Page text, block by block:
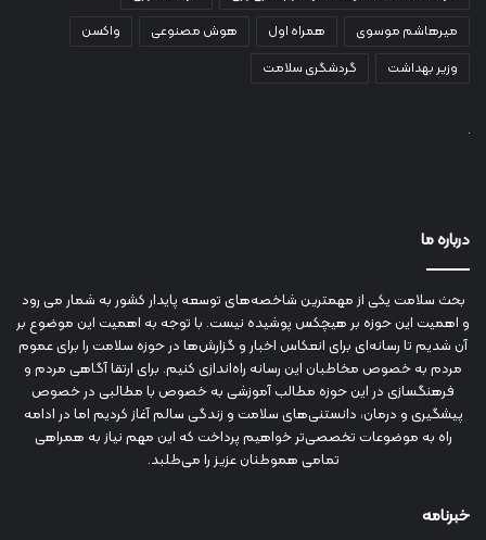
میرهاشم موسوی
همراه اول هوش مصنوعی
واکسن
وزیر بهداشت
گردشگری سلامت
درباره ما
بحث سلامت یکی از مهمترین شاخصه‌های توسعه پایدار کشور به شمار می رود
و اهمیت این حوزه بر هیچکس پوشیده نیست. با توجه به اهمیت این موضوع بر
آن شدیم تا رسانه‌ای برای انعکاس اخبار و گزارش‌ها در حوزه سلامت را برای عموم
مردم به خصوص مخاطبان این رسانه راه‌اندازی کنیم. برای ارتقا آگاهی مردم و
فرهنگسازی در این حوزه مطالب آموزشی به خصوص با مطالبی در خصوص
پیشگیری و درمان، دانستنی‌های سلامت و زندگی سالم آغاز کردیم اما در ادامه
راه به موضوعات تخصصی‌تر خواهیم پرداخت که این مهم نیاز به همراهی
تمامی هموطنان عزیز را می‌طلبد.
خبرنامه